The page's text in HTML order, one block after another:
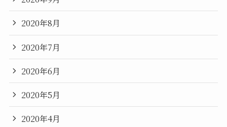
2020年8月
2020年7月
2020年6月
2020年5月
2020年4月